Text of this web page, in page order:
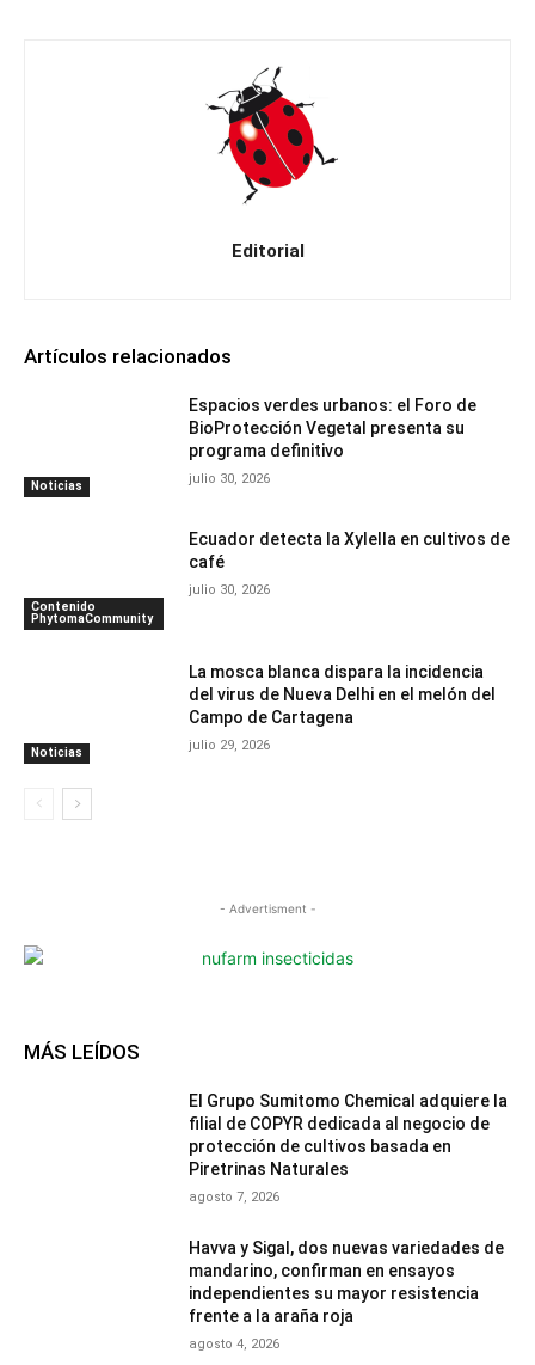
Editorial
Artículos relacionados
Noticias
Espacios verdes urbanos: el Foro de
BioProtección Vegetal presenta su
programa definitivo
julio 30, 2026
Contenido
PhytomaCommunity
Ecuador detecta la Xylella en cultivos de
café
julio 30, 2026
Noticias
La mosca blanca dispara la incidencia
del virus de Nueva Delhi en el melón del
Campo de Cartagena
julio 29, 2026
- Advertisment -
MÁS LEÍDOS
El Grupo Sumitomo Chemical adquiere la
filial de COPYR dedicada al negocio de
protección de cultivos basada en
Piretrinas Naturales
agosto 7, 2026
Havva y Sigal, dos nuevas variedades de
mandarino, confirman en ensayos
independientes su mayor resistencia
frente a la araña roja
agosto 4, 2026